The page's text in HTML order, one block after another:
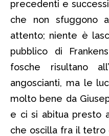
precedenti e
che non sfuggono
attento; niente è
pubblico di
fosche risultano
angoscianti, ma le
molto bene da
e ci si abitua presto
che oscilla fra il tetro